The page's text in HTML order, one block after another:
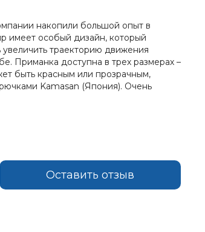
накопили большой опыт в
имеет особый дизайн, который
траекторию движения
Приманка доступна в трех размерах –
быть красным или прозрачным,
Kamasan (Япония). Очень
Оставить отзыв